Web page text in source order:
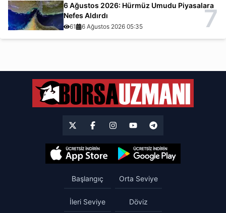
6 Ağustos 2026: Hürmüz Umudu Piyasalara
Nefes Aldırdı
61 6 Ağustos 2026 05:35 7
Başlangıç Orta Seviye
İleri Seviye Döviz